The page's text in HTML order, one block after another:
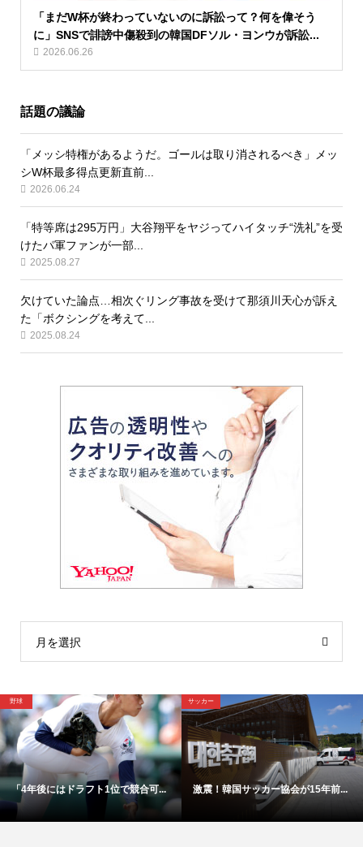
「まだW杯が終わっていないのに訴訟って？何を偉そう
に」SNSで誹謗中傷殺到の韓国DFソル・ヨンウが訴訟...
2026.06.26
話題の議論
「メッシ特権があるようだ。ゴールは取り消されるべき」メッ
シW杯最多得点更新直前...
2026.06.24
「特等席は295万円」大谷翔平をヤジってハイタッチ“洗礼”を受
けたパ軍ファンが一部...
2025.08.27
欠けていた論点…相次ぐリング事故を受けて那須川天心が訴え
た「ボクシングを考えて...
2025.08.24
月を選択
4年後にはドラフト1位で競合可...
サッカー
激震！韓国サッカー協会が15年前...